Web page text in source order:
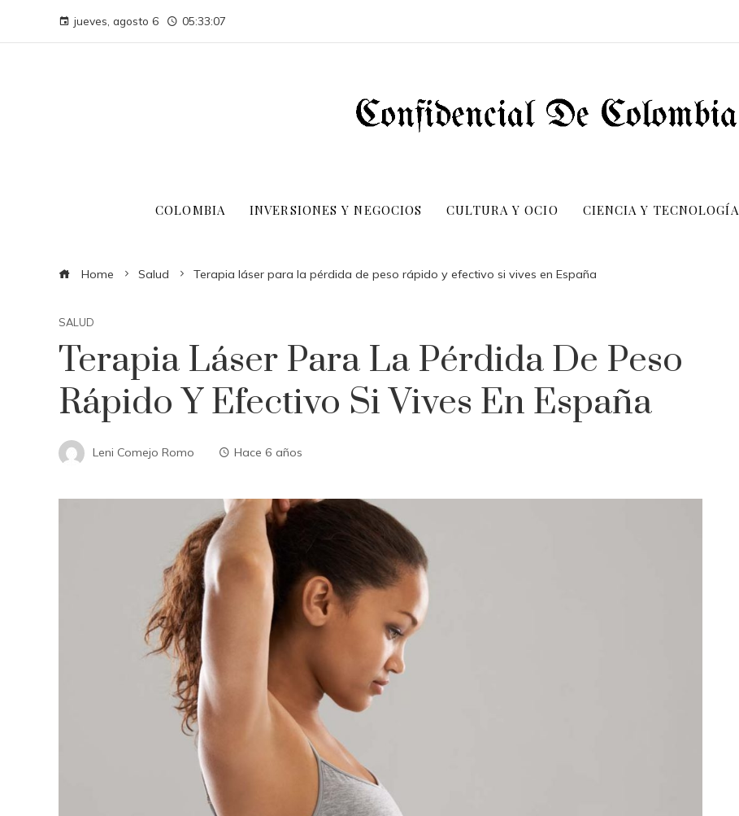
jueves, agosto 6 05:33:08
COLOMBIA INVERSIONES Y NEGOCIOS CULTURA Y OCIO CIENCIA Y TECNOLOGÍA
Home Salud Terapia láser para la pérdida de peso rápido y efectivo si vives en España
SALUD
Terapia Láser Para La Pérdida De Peso
Rápido Y Efectivo Si Vives En España
Leni Comejo Romo Hace 6 años